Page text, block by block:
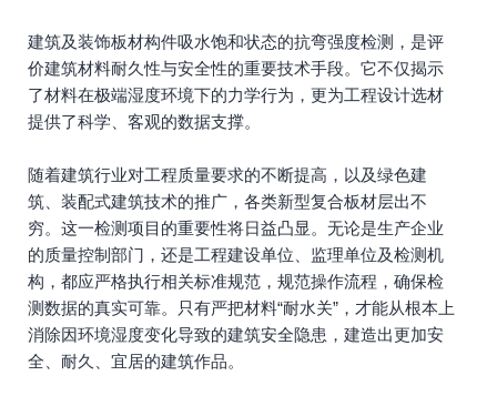
建筑及装饰板材构件吸水饱和状态的抗弯强度检测，是评
价建筑材料耐久性与安全性的重要技术手段。它不仅揭示
了材料在极端湿度环境下的力学行为，更为工程设计选材
提供了科学、客观的数据支撑。
随着建筑行业对工程质量要求的不断提高，以及绿色建
筑、装配式建筑技术的推广，各类新型复合板材层出不
穷。这一检测项目的重要性将日益凸显。无论是生产企业
的质量控制部门，还是工程建设单位、监理单位及检测机
构，都应严格执行相关标准规范，规范操作流程，确保检
测数据的真实可靠。只有严把材料“耐水关”，才能从根本上
消除因环境湿度变化导致的建筑安全隐患，建造出更加安
全、耐久、宜居的建筑作品。